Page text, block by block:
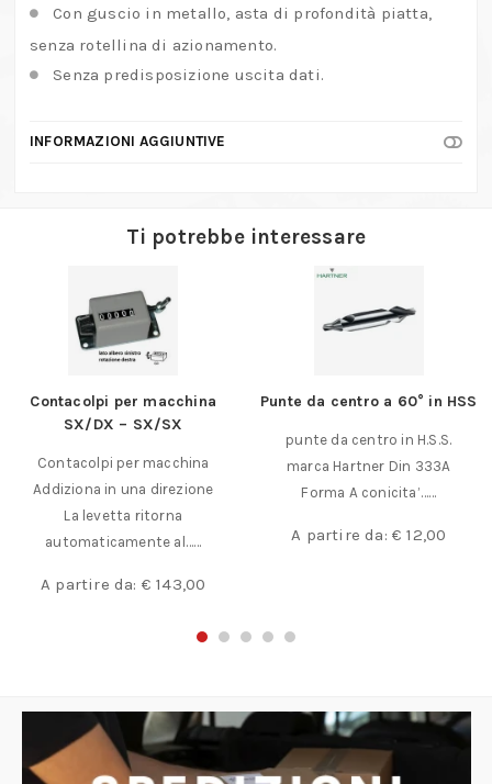
Con guscio in metallo, asta di profondità piatta,
senza rotellina di azionamento.
Senza predisposizione uscita dati.
INFORMAZIONI AGGIUNTIVE
Ti potrebbe interessare
Contacolpi per macchina
SX/DX – SX/SX
Contacolpi per macchina
Addiziona in una direzione
La levetta ritorna
automaticamente al……
A partire da: € 143,00
Punte da centro a 60° in HSS
punte da centro in H.S.S.
marca Hartner Din 333A
Forma A conicita’……
A partire da: € 12,00